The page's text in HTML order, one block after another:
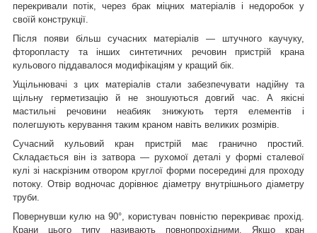
перекривали потік, через брак міцних матеріалів і недоробок у
своїй конструкції.
Після появи більш сучасних матеріалів — штучного каучуку,
фторопласту та інших синтетичних речовин пристрій крана
кульового піддавалося модифікаціям у кращий бік.
Ущільнювачі з цих матеріалів стали забезпечувати надійну та
щільну герметизацію й не зношуються довгий час. А якісні
мастильні речовини неабияк знижують тертя елементів і
полегшують керування таким краном навіть великих розмірів.
Сучасний кульовий кран пристрій має гранично простий.
Складається він із затвора — рухомої деталі у формі сталевої
кулі зі наскрізним отвором круглої форми посередині для проходу
потоку. Отвір водночас дорівнює діаметру внутрішнього діаметру
труби.
Повернувши кулю на 90°, користувач повністю перекриває прохід.
Крани цього типу називають повнопрохідними. Якщо кран